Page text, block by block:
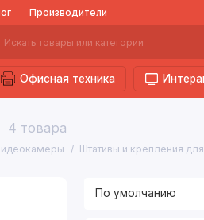
Производители
Офисная техника
4 товара
Штативы и крепления